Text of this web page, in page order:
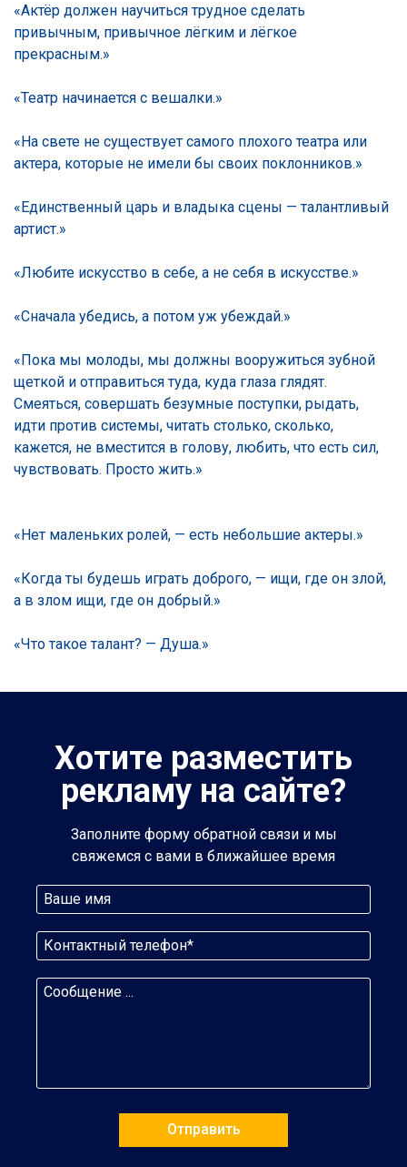
«Актёр должен научиться трудное сделать
привычным, привычное лёгким и лёгкое
прекрасным.»
«Театр начинается с вешалки.»
«На свете не существует самого плохого театра или
актера, которые не имели бы своих поклонников.»
«Единственный царь и владыка сцены — талантливый
артист.»
«Любите искусство в себе, а не себя в искусстве.»
«Сначала убедись, а потом уж убеждай.»
«Пока мы молоды, мы должны вооружиться зубной
щеткой и отправиться туда, куда глаза глядят.
Смеяться, совершать безумные поступки, рыдать,
идти против системы, читать столько, сколько,
кажется, не вместится в голову, любить, что есть сил,
чувствовать. Просто жить.»
«Нет маленьких ролей, — есть небольшие актеры.»
«Когда ты будешь играть доброго, — ищи, где он злой,
а в злом ищи, где он добрый.»
«Что такое талант? — Душа.»
Хотите разместить
рекламу на сайте?
Заполните форму обратной связи и мы
свяжемся с вами в ближайшее время